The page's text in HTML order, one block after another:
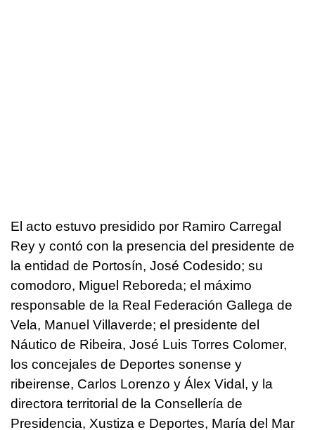
El acto estuvo presidido por Ramiro Carregal
Rey y contó con la presencia del presidente de
la entidad de Portosín, José Codesido; su
comodoro, Miguel Reboreda; el máximo
responsable de la Real Federación Gallega de
Vela, Manuel Villaverde; el presidente del
Náutico de Ribeira, José Luis Torres Colomer,
los concejales de Deportes sonense y
ribeirense, Carlos Lorenzo y Álex Vidal, y la
directora territorial de la Consellería de
Presidencia, Xustiza e Deportes, María del Mar